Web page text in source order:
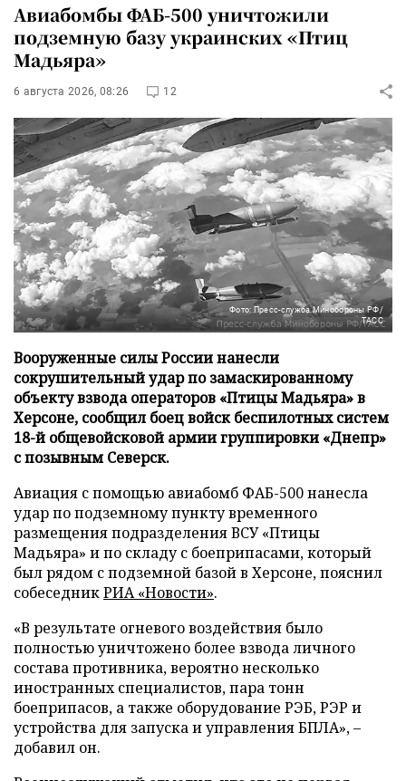
Авиабомбы ФАБ-500 уничтожили
подземную базу украинских «Птиц
Мадьяра»
6 августа 2026, 08:26 12
Фото: Пресс-служба Минобороны РФ/
ТАСС
Вооруженные силы России нанесли
сокрушительный удар по замаскированному
объекту взвода операторов «Птицы Мадьяра» в
Херсоне, сообщил боец войск беспилотных систем
18-й общевойсковой армии группировки «Днепр»
с позывным Северск.
Авиация с помощью авиабомб ФАБ-500 нанесла
удар по подземному пункту временного
размещения подразделения ВСУ «Птицы
Мадьяра» и по складу с боеприпасами, который
был рядом с подземной базой в Херсоне, пояснил
собеседникРИА «Новости».
«В результате огневого воздействия было
полностью уничтожено более взвода личного
состава противника, вероятно несколько
иностранных специалистов, пара тонн
боеприпасов, а также оборудование РЭБ, РЭР и
устройства для запуска и управления БПЛА», –
добавил он.